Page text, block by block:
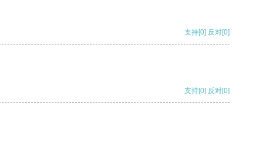
支持[0] 反对[0]
支持[0] 反对[0]